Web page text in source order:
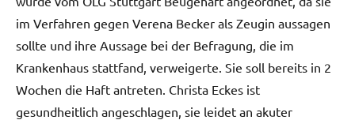
im Verfahren gegen Verena Becker als Zeugin aussagen
sollte und ihre Aussage bei der Befragung, die im
Krankenhaus stattfand, verweigerte. Sie soll bereits in 2
Wochen die Haft antreten. Christa Eckes ist
gesundheitlich angeschlagen, sie leidet an akuter